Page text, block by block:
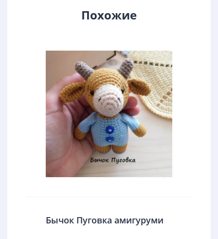
Похожие
Бычок Пуговка амигуруми